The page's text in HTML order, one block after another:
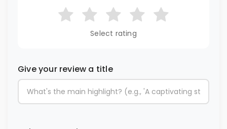
Select rating
Give your review a title